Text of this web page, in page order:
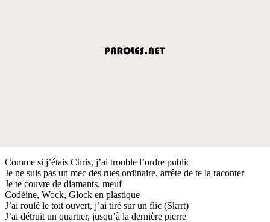
Comme si j’étais Chris, j’ai trouble l’ordre public
Je ne suis pas un mec des rues ordinaire, arrête de te la raconter
Je te couvre de diamants, meuf
Codéine, Wock, Glock en plastique
J’ai roulé le toit ouvert, j’ai tiré sur un flic (Skrrt)
J’ai détruit un quartier, jusqu’à la dernière pierre